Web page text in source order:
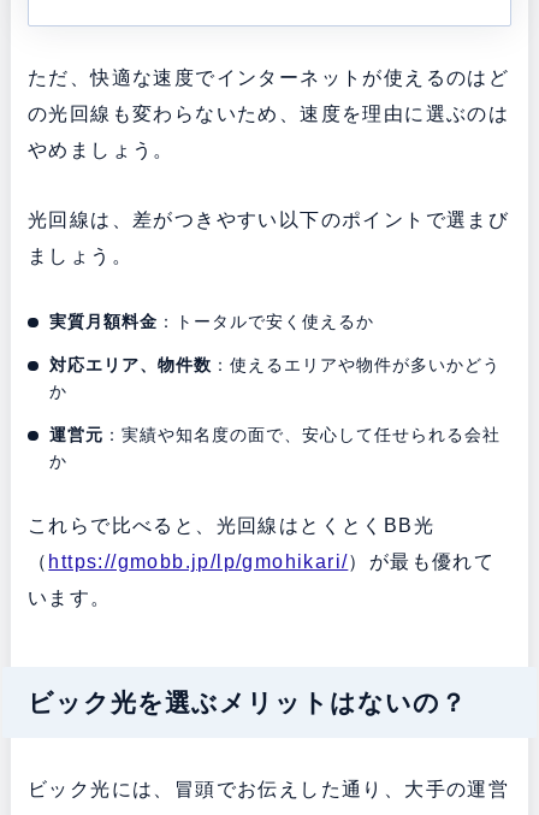
ただ、快適な速度でインターネットが使えるのはど
の光回線も変わらないため、速度を理由に選ぶのは
やめましょう。
光回線は、差がつきやすい以下のポイントで選まび
ましょう。
実質月額料金 ：トータルで安く使えるか
対応エリア、物件数 ：使えるエリアや物件が多いかどう
か
運営元 ：実績や知名度の面で、安心して任せられる会社
か
これらで比べると、光回線はとくとくBB光
（ https://gmobb.jp/lp/gmohikari/）が最も優れて
います。
ビック光を選ぶメリットはないの？
ビック光には、冒頭でお伝えした通り、大手の運営